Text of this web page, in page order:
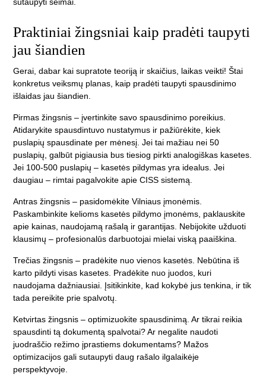
Praktiniai žingsniai kaip pradėti taupyti
jau šiandien
Gerai, dabar kai supratote teoriją ir skaičius, laikas veikti! Štai
konkretus veiksmų planas, kaip pradėti taupyti spausdinimo
išlaidas jau šiandien.
Pirmas žingsnis – įvertinkite savo spausdinimo poreikius.
Atidarykite spausdintuvo nustatymus ir pažiūrėkite, kiek
puslapių spausdinate per mėnesį. Jei tai mažiau nei 50
puslapių, galbūt pigiausia bus tiesiog pirkti analogiškas kasetes.
Jei 100-500 puslapių – kasetės pildymas yra idealus. Jei
daugiau – rimtai pagalvokite apie CISS sistemą.
Antras žingsnis – pasidomėkite Vilniaus įmonėmis.
Paskambinkite kelioms kasetės pildymo įmonėms, paklauskite
apie kainas, naudojamą rašalą ir garantijas. Nebijokite užduoti
klausimų – profesionalūs darbuotojai mielai viską paaiškina.
Trečias žingsnis – pradėkite nuo vienos kasetės. Nebūtina iš
karto pildyti visas kasetes. Pradėkite nuo juodos, kuri
naudojama dažniausiai. Įsitikinkite, kad kokybė jus tenkina, ir tik
tada pereikite prie spalvotų.
Ketvirtas žingsnis – optimizuokite spausdinimą. Ar tikrai reikia
spausdinti tą dokumentą spalvotai? Ar negalite naudoti
juodraščio režimo įprastiems dokumentams? Mažos
optimizacijos gali sutaupyti daug rašalo ilgalaikėje
perspektyvoje.